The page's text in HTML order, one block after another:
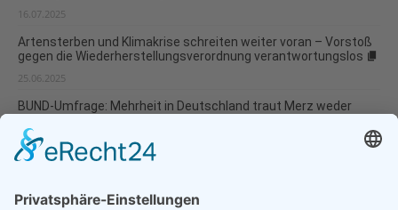
16.07.2025
Artensterben und Klimakrise schreiten weiter voran – Vorstoß
gegen die Wiederherstellungsverordnung verantwortungslos
25.06.2025
BUND-Umfrage: Mehrheit in Deutschland traut Merz weder
13.02.2025